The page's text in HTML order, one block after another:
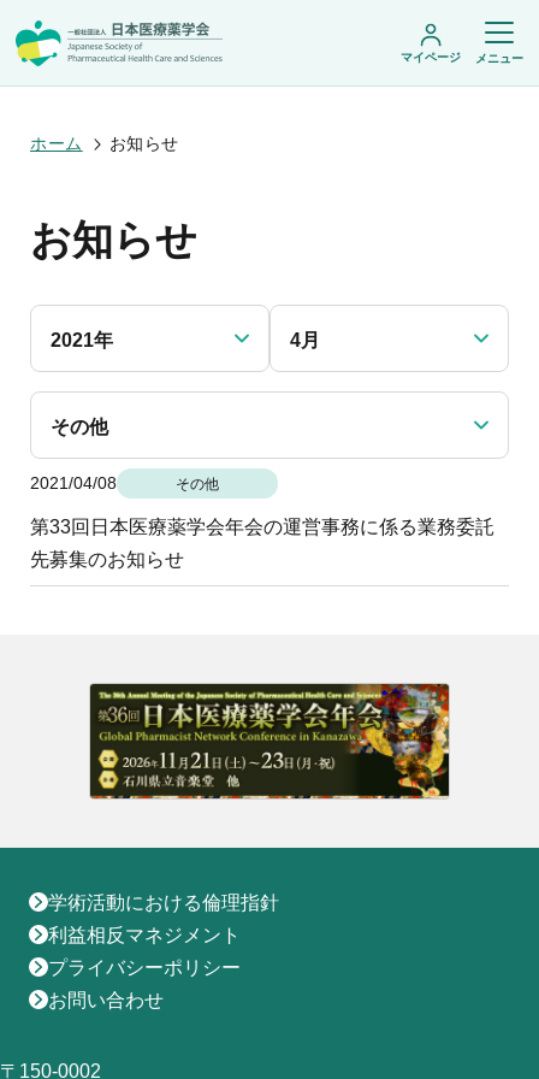
日本医療薬学会についてトップ
会頭挨拶
組織・名簿
規程・細則
情報公開
学会概要
薬剤師業務に関する情報提供
学術集会・セミナー
開催予定のイベント一覧
年会
薬物療法集中講義
がん専門薬剤師集中教育講座
がん専門薬剤師全体会議
症例関連セミナー
その他の主催イベント
共催・後援イベント
学術誌・書籍
医療薬学
出版書籍
医療薬学専門薬剤師制度
がん専門薬剤師制度
薬物療法専門薬剤師制度
地域薬学ケア専門薬剤師制度
調査研究・学会賞・海外研修
調査研究
学会賞
海外研修
他団体との連携協力
他団体との連携協力トップ
入会・各種手続き
English
マイページ メニュー
ホーム お知らせ
お知らせ
2021年 4月
その他
2021/04/08 その他
第33回日本医療薬学会年会の運営事務に係る業務委託
先募集のお知らせ
学術活動における倫理指針
利益相反マネジメント
プライバシーポリシー
お問い合わせ
〒150-0002